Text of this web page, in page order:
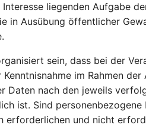
liegenden Aufgabe
in Ausübung öffentlicher
sein, dass bei der
im Rahmen
Daten nach den jeweils
ist. Sind personenbezogene
erforderlichen und nicht